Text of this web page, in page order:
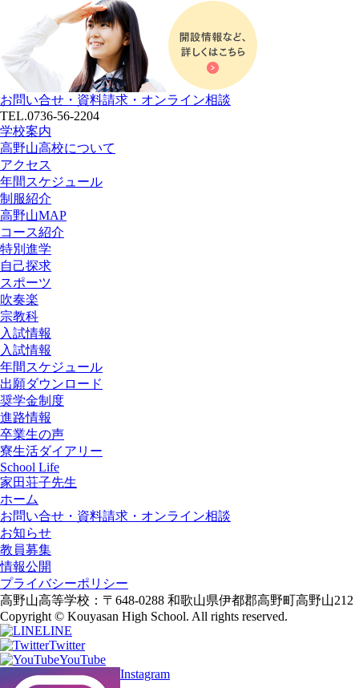
お問い合せ・資料請求・オンライン相談
TEL.0736-56-2204
学校案内
高野山高校について
アクセス
年間スケジュール
制服紹介
高野山MAP
コース紹介
特別進学
自己探求
スポーツ
吹奏楽
宗教科
入試情報
入試情報
年間スケジュール
出願ダウンロード
奨学金制度
進路情報
卒業生の声
寮生活ダイアリー
School Life
家田荘子先生
ホーム
お問い合せ・資料請求・オンライン相談
お知らせ
教員募集
情報公開
プライバシーポリシー
高野山高等学校：〒648-0288 和歌山県伊都郡高野町高野山212
Copyright © Kouyasan High School. All rights reserved.
LINE
Twitter
YouTube
Instagram